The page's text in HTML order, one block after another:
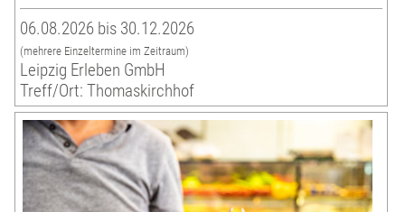
06.08.2026 bis 30.12.2026
(mehrere Einzeltermine im Zeitraum)
Leipzig Erleben GmbH
Treff/Ort: Thomaskirchhof